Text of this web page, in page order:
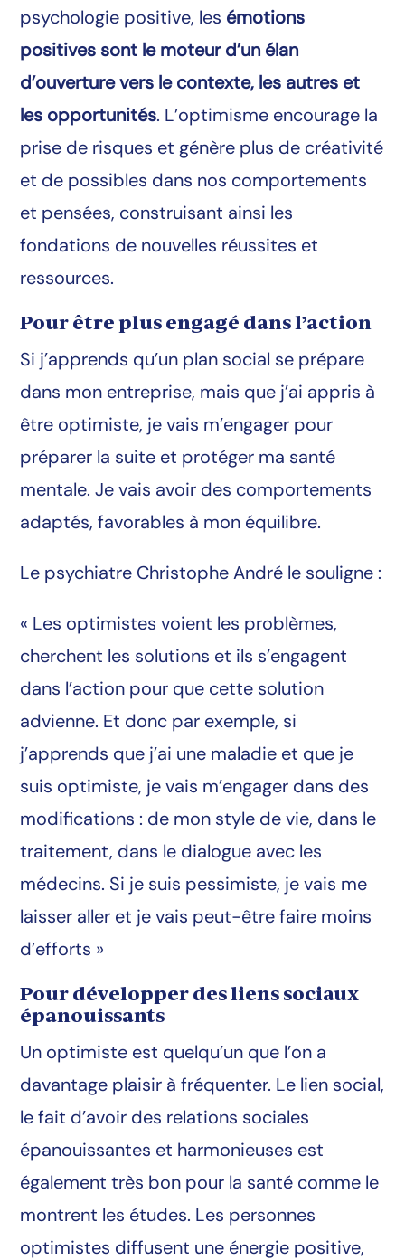
psychologie positive, les émotions
positives sont le moteur d’un élan
d’ouverture vers le contexte, les autres et
les opportunités. L’optimisme encourage la
prise de risques et génère plus de créativité
et de possibles dans nos comportements
et pensées, construisant ainsi les
fondations de nouvelles réussites et
ressources.
Pour être plus engagé dans l’action
Si j’apprends qu’un plan social se prépare
dans mon entreprise, mais que j’ai appris à
être optimiste, je vais m’engager pour
préparer la suite et protéger ma santé
mentale. Je vais avoir des comportements
adaptés, favorables à mon équilibre.
Le psychiatre Christophe André le souligne :
« Les optimistes voient les problèmes,
cherchent les solutions et ils s’engagent
dans l’action pour que cette solution
advienne. Et donc par exemple, si
j’apprends que j’ai une maladie et que je
suis optimiste, je vais m’engager dans des
modifications : de mon style de vie, dans le
traitement, dans le dialogue avec les
médecins. Si je suis pessimiste, je vais me
laisser aller et je vais peut-être faire moins
d’efforts »
Pour développer des liens sociaux
épanouissants
Un optimiste est quelqu’un que l’on a
davantage plaisir à fréquenter. Le lien social,
le fait d’avoir des relations sociales
épanouissantes et harmonieuses est
également très bon pour la santé comme le
montrent les études. Les personnes
optimistes diffusent une énergie positive,